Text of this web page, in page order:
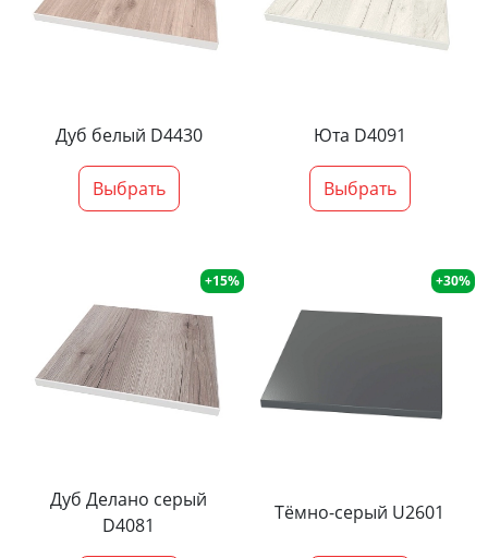
Дуб белый D4430
Выбрать
Юта D4091
Выбрать
+15%
Дуб Делано серый
D4081
+30%
Тёмно-серый U2601